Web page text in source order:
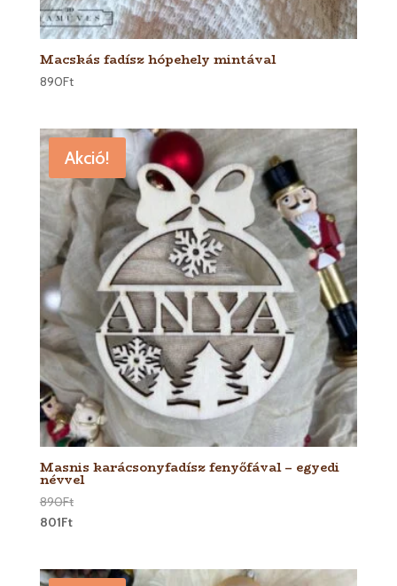
Macskás fadísz hópehely mintával
890Ft
Akció!
Masnis karácsonyfadísz fenyőfával – egyedi
névvel
890Ft
801Ft